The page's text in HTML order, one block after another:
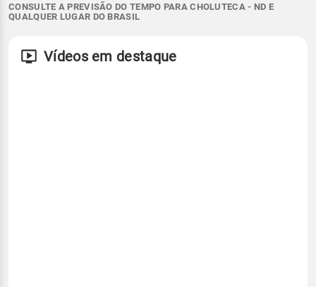
CONSULTE A PREVISÃO DO TEMPO PARA CHOLUTECA - ND E
QUALQUER LUGAR DO BRASIL
Vídeos em destaque